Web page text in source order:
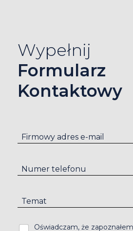
Wypełnij
Formularz
Kontaktowy
Firmowy adres e-mail
Numer telefonu
Temat
Oświadczam, że